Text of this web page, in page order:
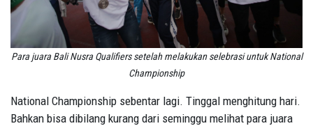
Para juara Bali Nusra Qualifiers setelah melakukan selebrasi untuk National
Championship
National Championship sebentar lagi. Tinggal menghitung hari.
Bahkan bisa dibilang kurang dari seminggu melihat para juara